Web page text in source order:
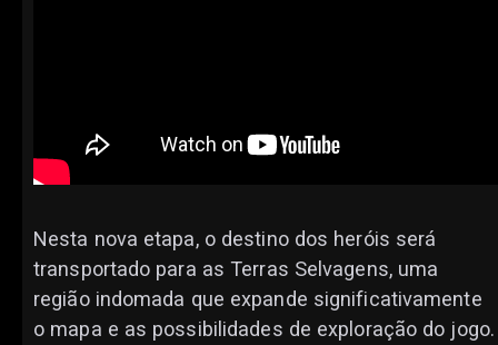
Nesta nova etapa, o destino dos heróis será
transportado para as Terras Selvagens, uma
região indomada que expande significativamente
o mapa e as possibilidades de exploração do jogo.